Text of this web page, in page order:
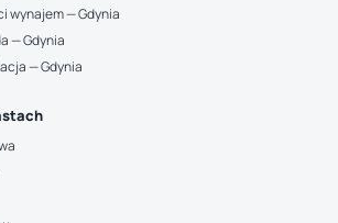
wynajem — Gdynia
— Gdynia
— Gdynia